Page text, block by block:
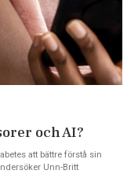
och AI?
att bättre förstå sin
Unn-Britt